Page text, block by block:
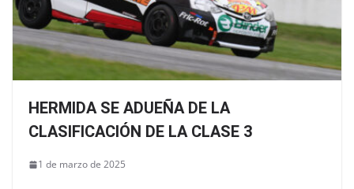
HERMIDA SE ADUEÑA DE LA
CLASIFICACIÓN DE LA CLASE 3
1 de marzo de 2025